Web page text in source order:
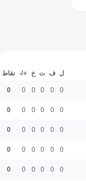
ل ف ت خ +/- نقاط
0
0
0
0
0
0
0
0
0
0
0
0
0
0
0
0
0
0
0
0
0
0
0
0
0
0
0
0
0
0